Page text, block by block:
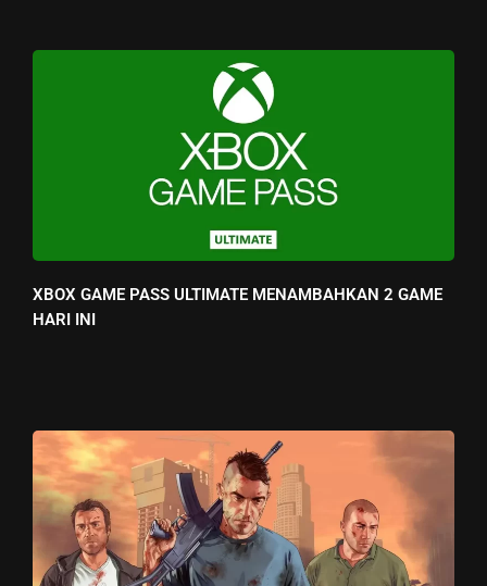
XBOX GAME PASS ULTIMATE MENAMBAHKAN 2 GAME
HARI INI